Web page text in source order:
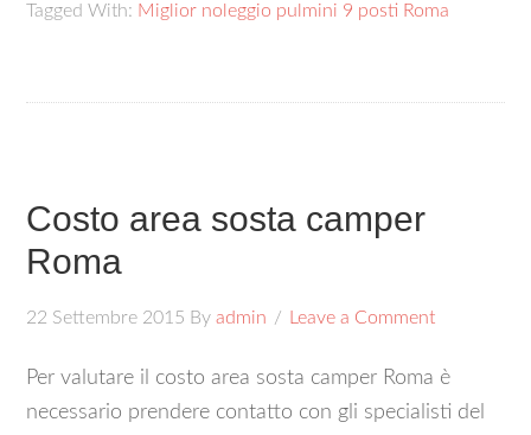
Tagged With: Miglior noleggio pulmini 9 posti Roma
Costo area sosta camper
Roma
22 Settembre 2015 Byadmin Leave a Comment
Per valutare il costo area sosta camper Roma è
necessario prendere contatto con gli specialisti del